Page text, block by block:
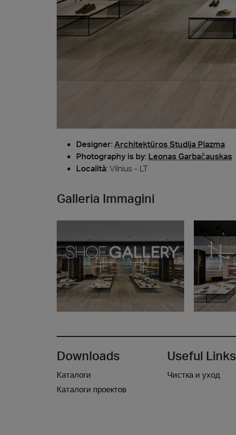
Designer:Architektüros Studija Plazma
Photography is by: Leonas Garbačauskas
Località: Vilnius - LT
Galleria Immagini
Downloads
Каталоги
Каталоги проектов
Useful Links
Чистка и уход